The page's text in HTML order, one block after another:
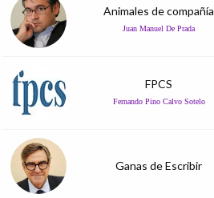
Animales de compañía
Juan Manuel De Prada
FPCS
Fernando Pino Calvo Sotelo
Ganas de Escribir